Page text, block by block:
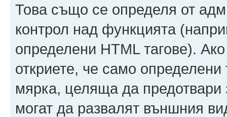
Това също се определя от
контрол над функцията
определени HTML тагове).
откриете, че само определени
мярка, целяща да предотвари
могат да развалят външния